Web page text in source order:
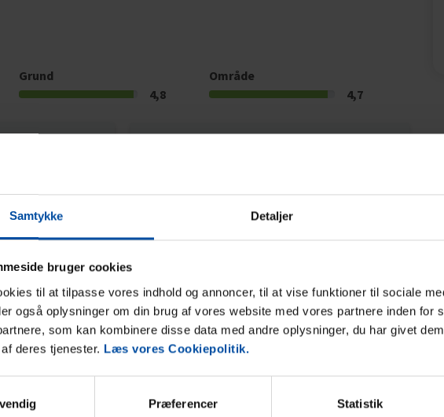
Samtykke Detaljer
bruger cookies
til at tilpasse vores indhold og annoncer, til at vise funktioner til sociale
også oplysninger om din brug af vores website med vores partnere inden for
som kan kombinere disse data med andre oplysninger, du har givet
deres tjenester. Læs vores Cookiepolitik.
Præferencer Statistik
Grund
4,8
Område
4,7
dagen efter. Køkkenet er meget veludstyret
med alt hvad man behøver. Varmepumpen kan
ejendom var en drøm for os og vores hund. Der
var altid et skyggefuldt sted at finde. Vi nød...